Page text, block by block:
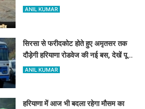
मामला
ANIL KUMAR
सिरसा से फरीदकोट होते हुए अमृतसर तक
दौड़ेगी हरियाणा रोडवेज की नई बस, देखें पूरा
रूट और टाइम टेबल
ANIL KUMAR
हरियाणा में आज भी बदला रहेगा मौसम का